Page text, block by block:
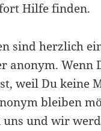
Hilfe finden.
sind herzlich
anonym. Wenn
weil Du keine
bleiben
und wir